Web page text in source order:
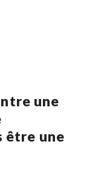
une
être une